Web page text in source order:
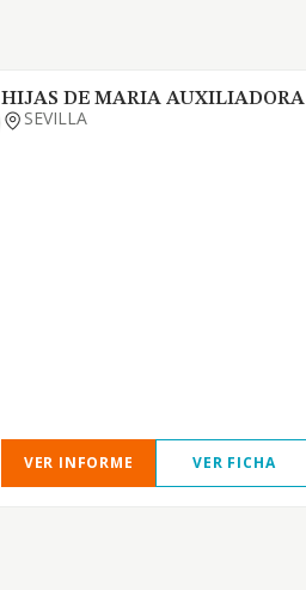
HIJAS DE MARIA AUXILIADORA
SEVILLA
VER INFORME VER FICHA